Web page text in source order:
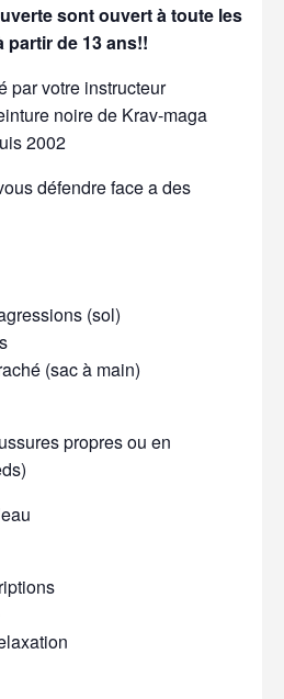
sont ouvert à toute les
partir de 13 ans!!
par votre instructeur
noire de Krav-maga
2002
défendre face a des
(sol)
(sac à main)
propres ou en